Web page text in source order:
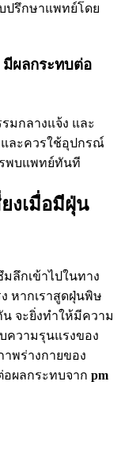
ปรึกษาแพทย์โดย
ผลกระทบต่อ
มกลางแจ้ง และ
ละควรใช้อุปกรณ์
พบแพทย์ทันที
งเมื่อมีฝุ่น
ลึกเข้าไปในทาง
หากเราสูดฝุ่นพิษ
จะยิ่งทำให้มีความ
ความรุนแรงของ
พร่างกายของ
อผลกระทบจาก pm